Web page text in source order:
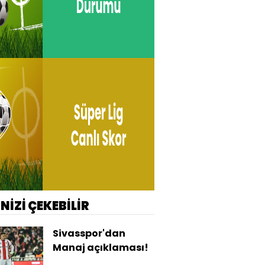
ÇEKEBİLİR
Sivasspor'dan
Manaj açıklaması!